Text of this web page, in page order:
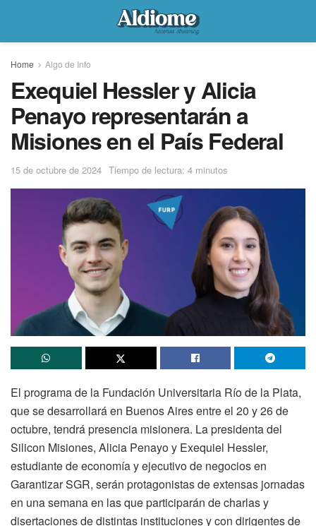
Home Algo de Info
Exequiel Hessler y Alicia
Penayo representarán a
Misiones en el País Federal
15 de octubre de 2024 Tiempo de lectura: 4 minutos
El programa de la Fundación Universitaria Río de la Plata,
que se desarrollará en Buenos Aires entre el 20 y 26 de
octubre, tendrá presencia misionera. La presidenta del
Silicon Misiones, Alicia Penayo y Exequiel Hessler,
estudiante de economía y ejecutivo de negocios en
Garantizar SGR, serán protagonistas de extensas jornadas
en una semana en las que participarán de charlas y
disertaciones de distintas instituciones y con dirigentes de